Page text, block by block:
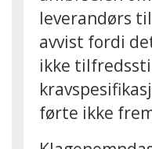
leverandørs
avvist fordi
ikke
førte ikke